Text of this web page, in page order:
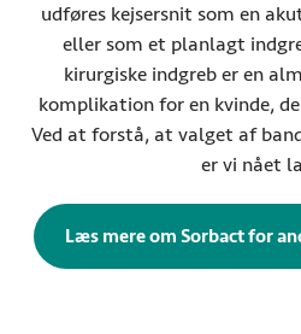
udføres kejsersnit som en
eller som et planlagt
kirurgiske indgreb er en
komplikation for en kvinde,
Ved at forstå, at valget af
er vi nået
Læs mere om Sorbact for